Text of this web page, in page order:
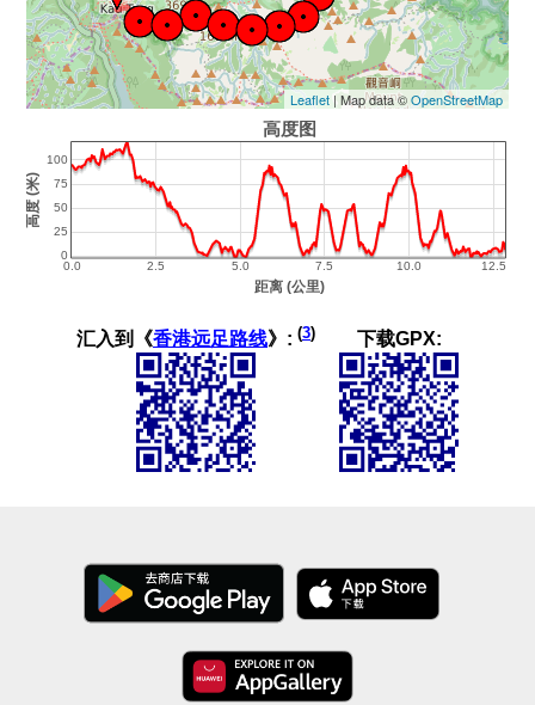
Leaflet| Map data ©OpenStreetMap
汇入到《香港远足路线》: (3) 下载GPX: